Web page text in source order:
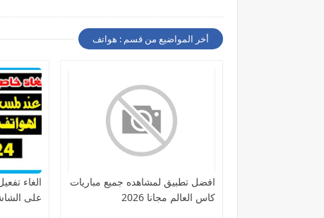
أخر المواضيع من قسم : هواتف
افضل تطبيق لمشاهده جميع مباريات
كاس العالم مجانا 2026
الغاء
على